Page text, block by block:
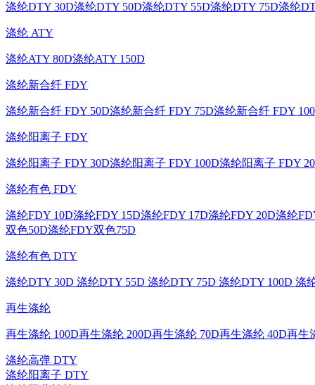
涤纶DTY 30D涤纶DTY 50D涤纶DTY 55D涤纶DTY 75D涤纶
涤纶 ATY
涤纶ATY 80D涤纶ATY 150D
涤纶新合纤 FDY
涤纶新合纤 FDY 50D涤纶新合纤 FDY 75D涤纶新合纤 FDY
涤纶阳离子 FDY
涤纶阳离子 FDY 30D涤纶阳离子 FDY 100D涤纶阳离子 FDY
涤纶有色 FDY
涤纶FDY 10D涤纶FDY 15D涤纶FDY 17D涤纶FDY 20D涤纶
双色50D涤纶FDY双色75D
涤纶有色 DTY
涤纶DTY 30D 涤纶DTY 55D 涤纶DTY 75D 涤纶DTY 100D 涤
再生涤纶
再生涤纶 100D再生涤纶 200D再生涤纶 70D再生涤纶 40D再生
涤纶高弹 DTY
涤纶阳离子 DTY